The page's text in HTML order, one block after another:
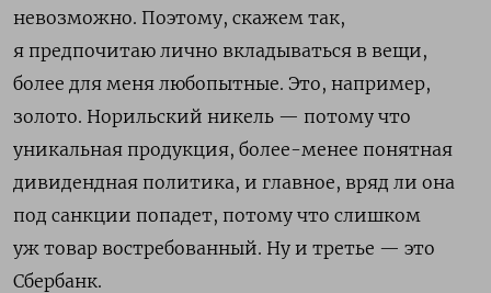
невозможно. Поэтому, скажем так,
я предпочитаю лично вкладываться в вещи,
более для меня любопытные. Это, например,
золото. Норильский никель — потому что
уникальная продукция, более-менее понятная
дивидендная политика, и главное, вряд ли она
под санкции попадет, потому что слишком
уж товар востребованный. Ну и третье — это
Сбербанк.